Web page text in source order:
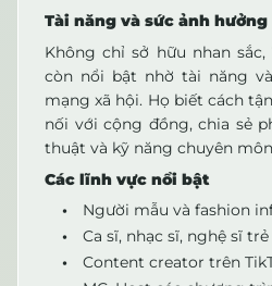
Tài năng và sức ảnh hưởng
Không chỉ sở hữu nhan sắc,
còn nổi bật nhờ tài năng
mạng xã hội. Họ biết cách
nối với cộng đồng, chia sẻ
thuật và kỹ năng chuyên
Các lĩnh vực nổi bật
Người mẫu và fashion
Ca sĩ, nhạc sĩ, nghệ sĩ trẻ
Content creator trên